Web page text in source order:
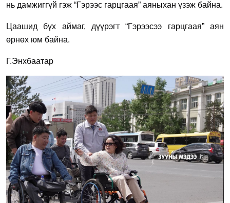
нь дамжиггүй гэж “Гэрээс гарцгаая” аяныхан үзэж байна.
Цаашид бүх аймаг, дүүрэгт“Гэрээсээ гарцгаая” аян
өрнөх юм байна.
Г.Энхбаатар